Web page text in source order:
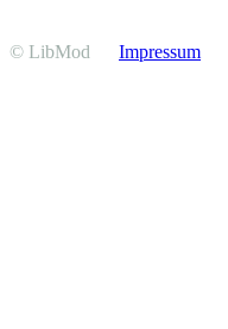
© LibMod Impressum